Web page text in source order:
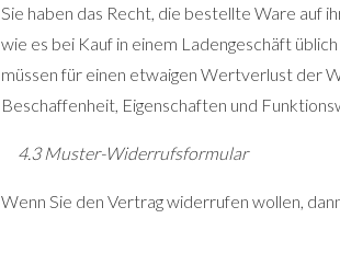
Sie haben das Recht, die bestellte Ware auf
wie es bei Kauf in einem Ladengeschäft
müssen für einen etwaigen Wertverlust der
Beschaffenheit, Eigenschaften und
4.3 Muster-Widerrufsformular
Wenn Sie den Vertrag widerrufen wollen,